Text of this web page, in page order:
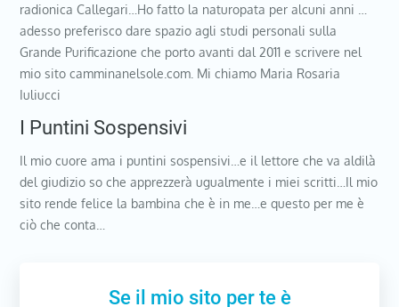
radionica Callegari…Ho fatto la naturopata per alcuni anni …
adesso preferisco dare spazio agli studi personali sulla
Grande Purificazione che porto avanti dal 2011 e scrivere nel
mio sito camminanelsole.com. Mi chiamo Maria Rosaria
Iuliucci
I Puntini Sospensivi
Il mio cuore ama i puntini sospensivi…e il lettore che va aldilà
del giudizio so che apprezzerà ugualmente i miei scritti…Il mio
sito rende felice la bambina che è in me…e questo per me è
ciò che conta…
Se il mio sito per te è